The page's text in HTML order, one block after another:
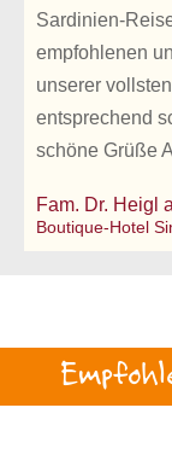
Sardinien-
empfohlenen
unserer
entsprechend
schöne Grüße
Fam. Dr. Heigl
Boutique-Hotel